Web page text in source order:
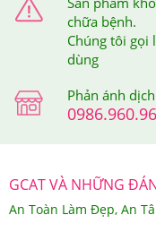
chữa bệnh.
Chúng tôi gọi
dùng
Phản ánh
GCAT VÀ NHỮNG
An Toàn Làm Đẹp, An